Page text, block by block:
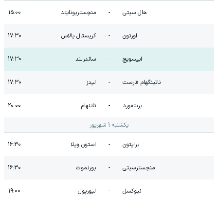
هال سیتی - منچستریونایتد 15:00
اورتون - کریستال پالاس 17:30
ایپسویچ - ساندرلند 17:30
ناتینگهام فارست - لیدز 17:30
برنتفورد - تاتنهام 20:00
یکشنبه 1 شهریور
برایتون - استون ویلا 16:30
منچسترسیتی - بورنموث 16:30
نیوکسل - لیورپول 19:00